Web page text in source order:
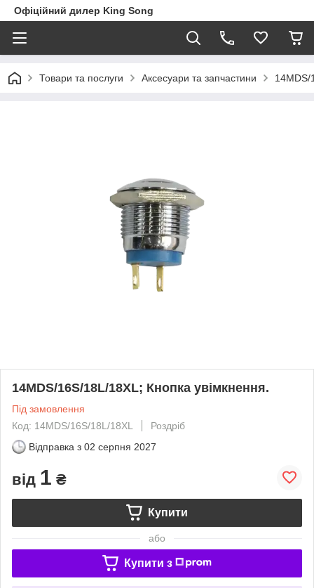
Офіційний дилер King Song
Товари та послуги Аксесуари та запчастини 14MDS/
14MDS/16S/18L/18XL; Кнопка увімкнення.
Під замовлення
Код: 14MDS/16S/18L/18XL
Роздріб
Відправка з 02 серпня 2027
від 1 ₴
Купити
або
Купити з